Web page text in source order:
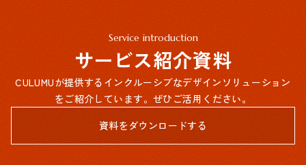
Service introduction
サービス紹介資料
CULUMUが提供するインクルーシブなデザインソリューション
をご紹介しています。ぜひご活用ください。
資料をダウンロードする